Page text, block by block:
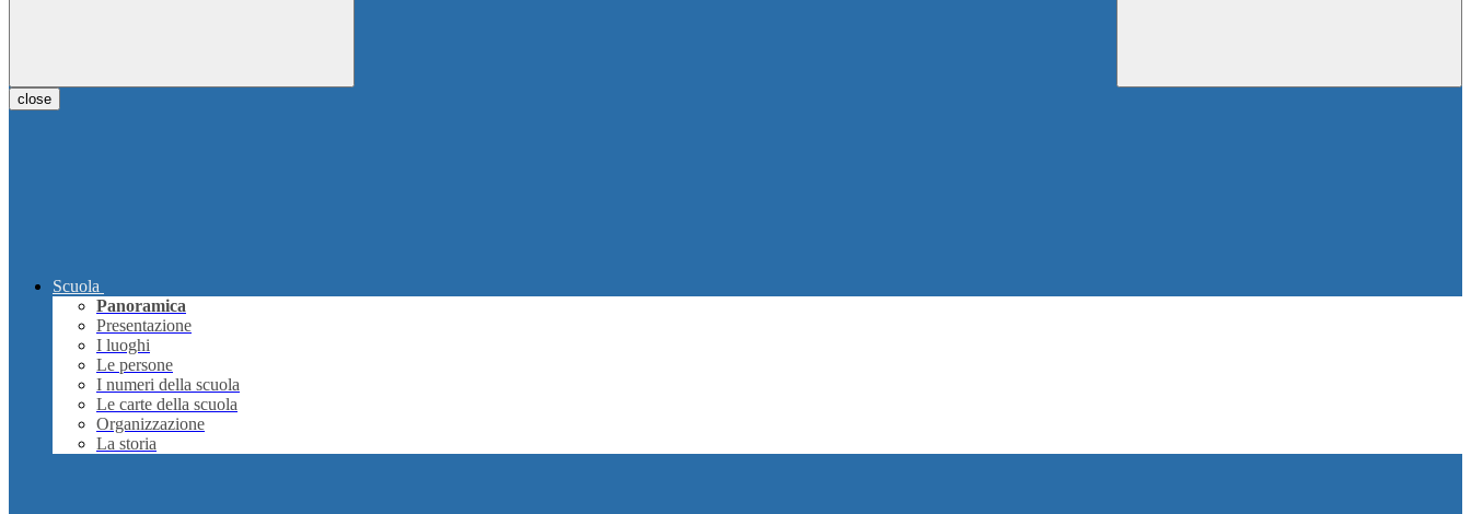
close
Scuola
Panoramica
Presentazione
I luoghi
Le persone
I numeri della scuola
Le carte della scuola
Organizzazione
La storia